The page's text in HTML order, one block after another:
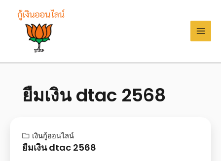
ยืมเงิน dtac 2568
เงินกู้ออนไลน์
ยืมเงิน dtac 2568